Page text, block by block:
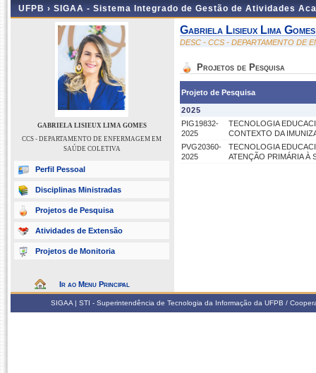
UFPB › SIGAA - Sistema Integrado de Gestão de Atividades
GABRIELA LISIEUX LIMA GOMES
CCS - DEPARTAMENTO DE ENFERMAGEM EM
SAÚDE COLETIVA
Perfil Pessoal
Disciplinas Ministradas
Projetos de Pesquisa
Atividades de Extensão
Projetos de Monitoria
Ir ao Menu Principal
Gabriela Lisieux Lima Gomes
DESC - CCS - DEPARTAMENTO DE
Projetos de Pesquisa
Projeto de Pesquisa
2025
PIG19832-
2025
TECNOLOGIA
CONTEXTO DA
PVG20360-
2025
TECNOLOGIA
ATENÇÃO PRIMÁRIA À
SIGAA | STI - Superintendência de Tecnologia da Informação da UFPB /